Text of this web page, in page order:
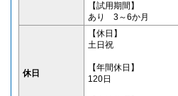
【試用期間】
あり 3～6か月
休日
【休日】
土日祝
【年間休日】
120日